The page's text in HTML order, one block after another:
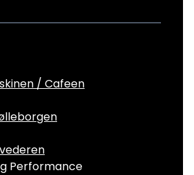
/ Cafeen
Performance